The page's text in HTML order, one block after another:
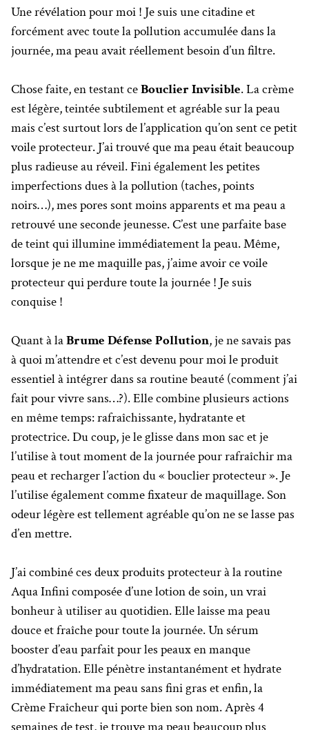
Une révélation pour moi ! Je suis une citadine et
forcément avec toute la pollution accumulée dans la
journée, ma peau avait réellement besoin d’un filtre.
Chose faite, en testant ceBouclier Invisible. La crème
est légère, teintée subtilement et agréable sur la peau
mais c’est surtout lors de l’application qu’on sent ce petit
voile protecteur. J’ai trouvé que ma peau était beaucoup
plus radieuse au réveil. Fini également les petites
imperfections dues à la pollution (taches, points
noirs…), mes pores sont moins apparents et ma peau a
retrouvé une seconde jeunesse. C’est une parfaite base
de teint qui illumine immédiatement la peau. Même,
lorsque je ne me maquille pas, j’aime avoir ce voile
protecteur qui perdure toute la journée ! Je suis
conquise !
Quant à laBrume Défense Pollution, je ne savais pas
à quoi m’attendre et c’est devenu pour moi le produit
essentiel à intégrer dans sa routine beauté (comment j’ai
fait pour vivre sans…?). Elle combine plusieurs actions
en même temps: rafraîchissante, hydratante et
protectrice. Du coup, je le glisse dans mon sac et je
l’utilise à tout moment de la journée pour rafraîchir ma
peau et recharger l’action du « bouclier protecteur ». Je
l’utilise également comme fixateur de maquillage. Son
odeur légère est tellement agréable qu’on ne se lasse pas
d’en mettre.
J’ai combiné ces deux produits protecteur à la routine
Aqua Infini composée d’une lotion de soin, un vrai
bonheur à utiliser au quotidien. Elle laisse ma peau
douce et fraîche pour toute la journée. Un sérum
booster d’eau parfait pour les peaux en manque
d’hydratation. Elle pénètre instantanément et hydrate
immédiatement ma peau sans fini gras et enfin, la
Crème Fraîcheur qui porte bien son nom. Après 4